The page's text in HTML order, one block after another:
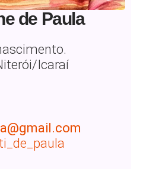
de Paula
Icaraí